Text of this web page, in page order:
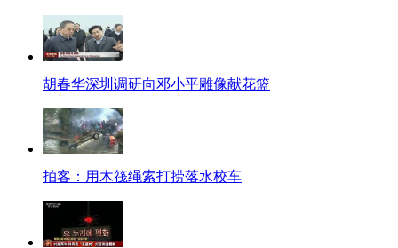
胡春华深圳调研向邓小平雕像献花篮
拍客：用木筏绳索打捞落水校车